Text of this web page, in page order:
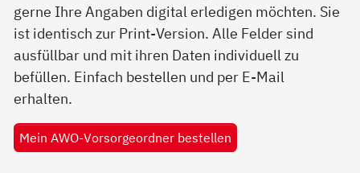
gerne Ihre Angaben digital erledigen möchten. Sie
ist identisch zur Print-Version. Alle Felder sind
ausfüllbar und mit ihren Daten individuell zu
befüllen. Einfach bestellen und per E-Mail
erhalten.
Mein AWO-Vorsorgeordner bestellen